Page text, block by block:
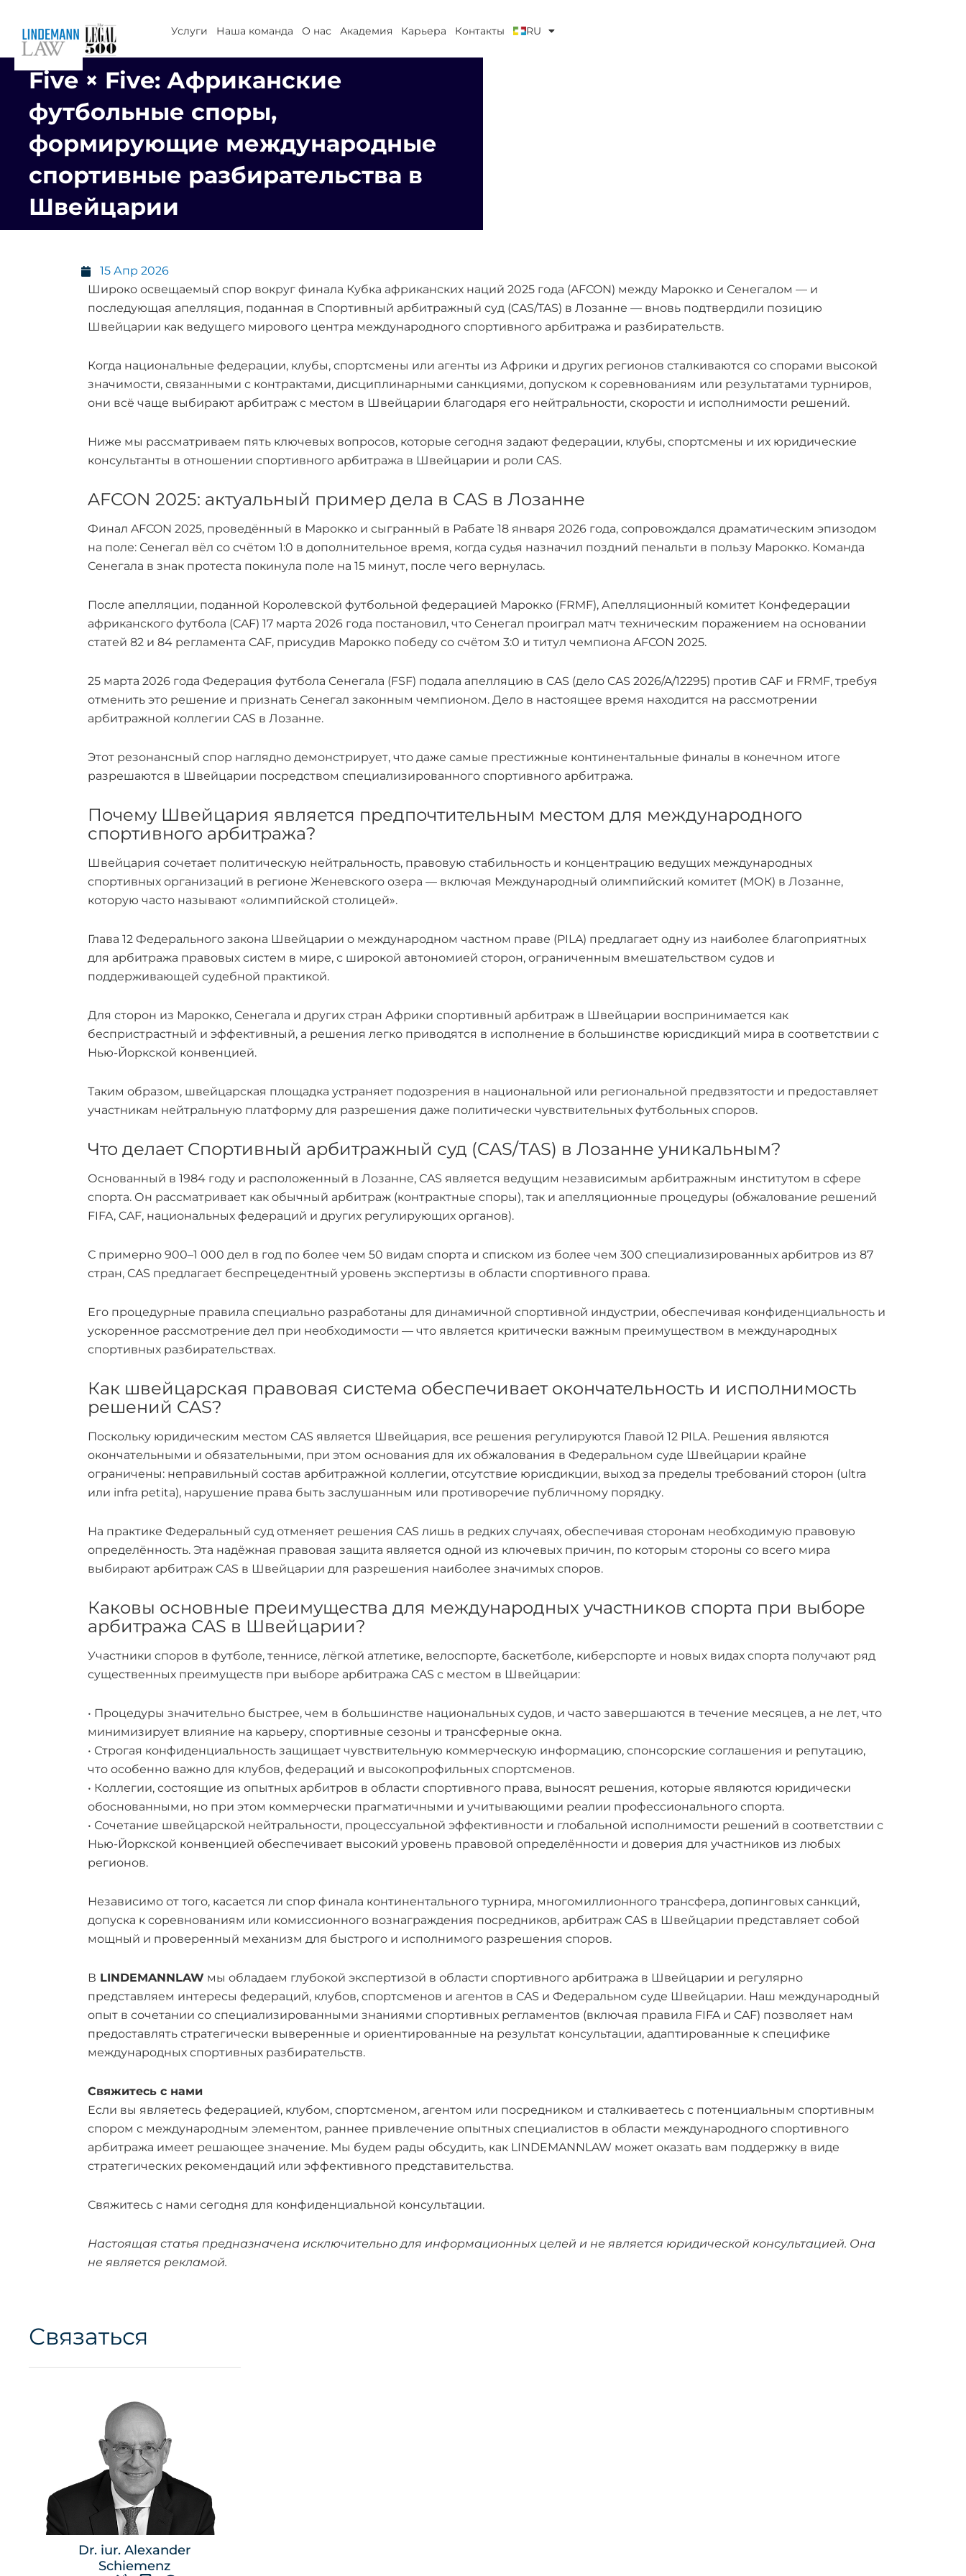
содержимому
Услуги Наша команда О нас Академия Карьера Контакты RU
Five × Five: Африканские
футбольные споры,
формирующие международные
спортивные разбирательства в
Швейцарии
15 Апр 2026
Широко освещаемый спор вокруг финала Кубка африканских наций 2025 года (AFCON) между Марокко и Сенегалом — и
последующая апелляция, поданная в Спортивный арбитражный суд (CAS/TAS) в Лозанне — вновь подтвердили позицию
Швейцарии как ведущего мирового центра международного спортивного арбитража и разбирательств.
Когда национальные федерации, клубы, спортсмены или агенты из Африки и других регионов сталкиваются со спорами высокой
значимости, связанными с контрактами, дисциплинарными санкциями, допуском к соревнованиям или результатами турниров,
они всё чаще выбирают арбитраж с местом в Швейцарии благодаря его нейтральности, скорости и исполнимости решений.
Ниже мы рассматриваем пять ключевых вопросов, которые сегодня задают федерации, клубы, спортсмены и их юридические
консультанты в отношении спортивного арбитража в Швейцарии и роли CAS.
AFCON 2025: актуальный пример дела в CAS в Лозанне
Финал AFCON 2025, проведённый в Марокко и сыгранный в Рабате 18 января 2026 года, сопровождался драматическим эпизодом
на поле: Сенегал вёл со счётом 1:0 в дополнительное время, когда судья назначил поздний пенальти в пользу Марокко. Команда
Сенегала в знак протеста покинула поле на 15 минут, после чего вернулась.
После апелляции, поданной Королевской футбольной федерацией Марокко (FRMF), Апелляционный комитет Конфедерации
африканского футбола (CAF) 17 марта 2026 года постановил, что Сенегал проиграл матч техническим поражением на основании
статей 82 и 84 регламента CAF, присудив Марокко победу со счётом 3:0 и титул чемпиона AFCON 2025.
25 марта 2026 года Федерация футбола Сенегала (FSF) подала апелляцию в CAS (дело CAS 2026/A/12295) против CAF и FRMF, требуя
отменить это решение и признать Сенегал законным чемпионом. Дело в настоящее время находится на рассмотрении
арбитражной коллегии CAS в Лозанне.
Этот резонансный спор наглядно демонстрирует, что даже самые престижные континентальные финалы в конечном итоге
разрешаются в Швейцарии посредством специализированного спортивного арбитража.
Почему Швейцария является предпочтительным местом для международного
спортивного арбитража?
Швейцария сочетает политическую нейтральность, правовую стабильность и концентрацию ведущих международных
спортивных организаций в регионе Женевского озера — включая Международный олимпийский комитет (МОК) в Лозанне,
которую часто называют «олимпийской столицей».
Глава 12 Федерального закона Швейцарии о международном частном праве (PILA) предлагает одну из наиболее благоприятных
для арбитража правовых систем в мире, с широкой автономией сторон, ограниченным вмешательством судов и
поддерживающей судебной практикой.
Для сторон из Марокко, Сенегала и других стран Африки спортивный арбитраж в Швейцарии воспринимается как
беспристрастный и эффективный, а решения легко приводятся в исполнение в большинстве юрисдикций мира в соответствии с
Нью-Йоркской конвенцией.
Таким образом, швейцарская площадка устраняет подозрения в национальной или региональной предвзятости и предоставляет
участникам нейтральную платформу для разрешения даже политически чувствительных футбольных споров.
Что делает Спортивный арбитражный суд (CAS/TAS) в Лозанне уникальным?
Основанный в 1984 году и расположенный в Лозанне, CAS является ведущим независимым арбитражным институтом в сфере
спорта. Он рассматривает как обычный арбитраж (контрактные споры), так и апелляционные процедуры (обжалование решений
FIFA, CAF, национальных федераций и других регулирующих органов).
С примерно 900–1 000 дел в год по более чем 50 видам спорта и списком из более чем 300 специализированных арбитров из 87
стран, CAS предлагает беспрецедентный уровень экспертизы в области спортивного права.
Его процедурные правила специально разработаны для динамичной спортивной индустрии, обеспечивая конфиденциальность и
ускоренное рассмотрение дел при необходимости — что является критически важным преимуществом в международных
спортивных разбирательствах.
Как швейцарская правовая система обеспечивает окончательность и исполнимость
решений CAS?
Поскольку юридическим местом CAS является Швейцария, все решения регулируются Главой 12 PILA. Решения являются
окончательными и обязательными, при этом основания для их обжалования в Федеральном суде Швейцарии крайне
ограничены: неправильный состав арбитражной коллегии, отсутствие юрисдикции, выход за пределы требований сторон (ultra
или infra petita), нарушение права быть заслушанным или противоречие публичному порядку.
На практике Федеральный суд отменяет решения CAS лишь в редких случаях, обеспечивая сторонам необходимую правовую
определённость. Эта надёжная правовая защита является одной из ключевых причин, по которым стороны со всего мира
выбирают арбитраж CAS в Швейцарии для разрешения наиболее значимых споров.
Каковы основные преимущества для международных участников спорта при выборе
арбитража CAS в Швейцарии?
Участники споров в футболе, теннисе, лёгкой атлетике, велоспорте, баскетболе, киберспорте и новых видах спорта получают ряд
существенных преимуществ при выборе арбитража CAS с местом в Швейцарии:
• Процедуры значительно быстрее, чем в большинстве национальных судов, и часто завершаются в течение месяцев, а не лет, что
минимизирует влияние на карьеру, спортивные сезоны и трансферные окна.
• Строгая конфиденциальность защищает чувствительную коммерческую информацию, спонсорские соглашения и репутацию,
что особенно важно для клубов, федераций и высокопрофильных спортсменов.
• Коллегии, состоящие из опытных арбитров в области спортивного права, выносят решения, которые являются юридически
обоснованными, но при этом коммерчески прагматичными и учитывающими реалии профессионального спорта.
• Сочетание швейцарской нейтральности, процессуальной эффективности и глобальной исполнимости решений в соответствии с
Нью-Йоркской конвенцией обеспечивает высокий уровень правовой определённости и доверия для участников из любых
регионов.
Независимо от того, касается ли спор финала континентального турнира, многомиллионного трансфера, допинговых санкций,
допуска к соревнованиям или комиссионного вознаграждения посредников, арбитраж CAS в Швейцарии представляет собой
мощный и проверенный механизм для быстрого и исполнимого разрешения споров.
В LINDEMANNLAW мы обладаем глубокой экспертизой в области спортивного арбитража в Швейцарии и регулярно
представляем интересы федераций, клубов, спортсменов и агентов в CAS и Федеральном суде Швейцарии. Наш международный
опыт в сочетании со специализированными знаниями спортивных регламентов (включая правила FIFA и CAF) позволяет нам
предоставлять стратегически выверенные и ориентированные на результат консультации, адаптированные к специфике
международных спортивных разбирательств.
Свяжитесь с нами
Если вы являетесь федерацией, клубом, спортсменом, агентом или посредником и сталкиваетесь с потенциальным спортивным
спором с международным элементом, раннее привлечение опытных специалистов в области международного спортивного
арбитража имеет решающее значение. Мы будем рады обсудить, как LINDEMANNLAW может оказать вам поддержку в виде
стратегических рекомендаций или эффективного представительства.
Свяжитесь с нами сегодня для конфиденциальной консультации.
Настоящая статья предназначена исключительно для информационных целей и не является юридической консультацией. Она
не является рекламой.
Связаться
Dr. iur. Alexander
Schiemenz